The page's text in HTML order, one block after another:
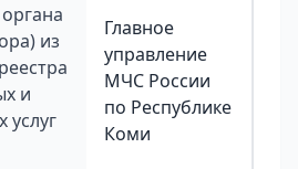
из
и
услуг
Главное
управление
МЧС России
по Республике
Коми